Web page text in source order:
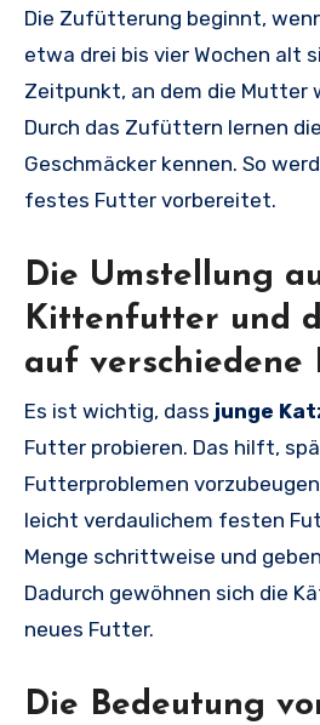
Die Zufütterung beginnt,
etwa drei bis vier Wochen alt
Zeitpunkt, an dem die Mutter
Durch das Zufüttern lernen
Geschmäcker kennen. So
festes Futter vorbereitet.
Die Umstellung
Kittenfutter und
auf verschiedene
Es ist wichtig, dass junge
Futter probieren. Das hilft,
Futterproblemen
leicht verdaulichem festen
Menge schrittweise und
Dadurch gewöhnen sich die
neues Futter.
Die Bedeutung